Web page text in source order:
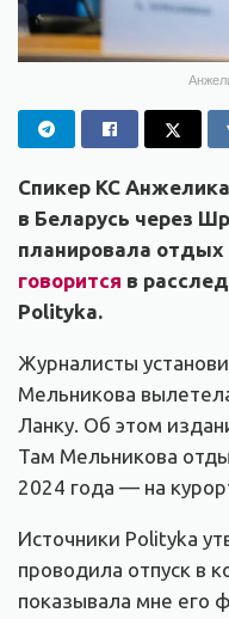
Спикер КС
в Беларусь через
планировала
говорится в
Polityka.
Журналисты
Мельникова
Ланку. Об этом
Там Мельникова
2024 года — на
Источники Polityka
проводила отпуск в
показывала мне его